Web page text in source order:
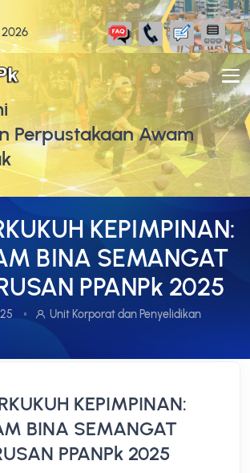
Perpustakaan Awam
KEPIMPINAN:
BINA SEMANGAT
PPANPk 2025
Unit Korporat dan Penyelidikan
KEPIMPINAN:
BINA SEMANGAT
PPANPk 2025